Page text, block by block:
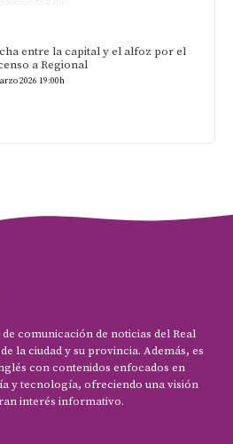
entre la capital y el alfoz por el
a Regional
2026 19:00h
comunicación de noticias del Real
la ciudad y su provincia. Además, es
con contenidos enfocados en
y tecnología, ofreciendo una visión
interés informativo.